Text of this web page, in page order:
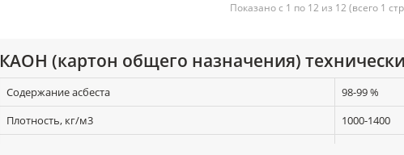
Показано с 1 по 12 из 12 (всего 1
КАОН (картон общего назначения)
Содержание асбеста
98-99 %
Плотность, кг/м3
1000-1400